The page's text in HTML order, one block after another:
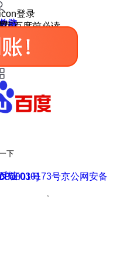
登录
注
藏
心
馈
用百度前必读
下
馈
证030173号
号